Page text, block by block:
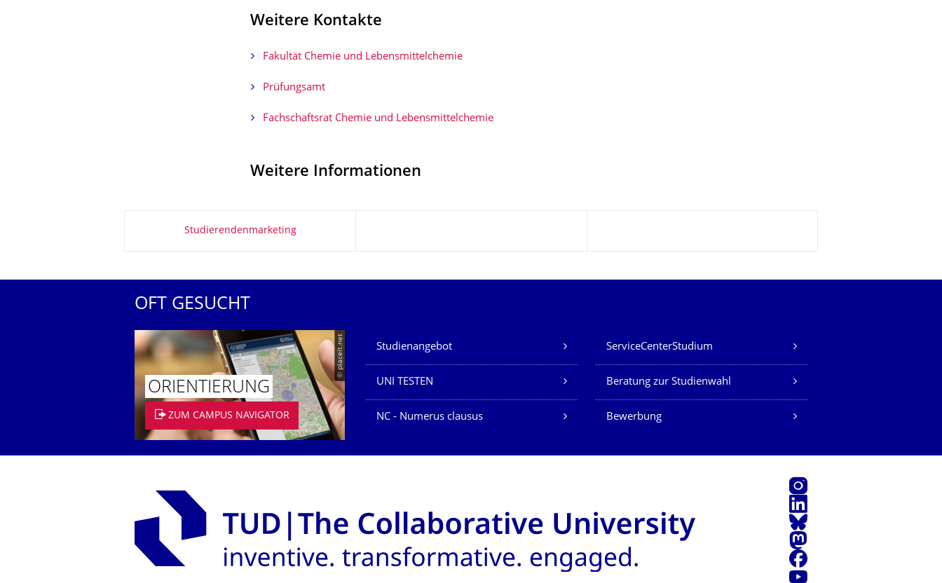
Weitere Kontakte
Fakultät Chemie und Lebensmittelchemie
Prüfungsamt
Fachschaftsrat Chemie und Lebensmittelchemie
Weitere Informationen
Studierendenmarketing
OFT GESUCHT
© placeit.net
ORIENTIERUNG
ZUM CAMPUS NAVIGATOR
Unsere Dienste
Studienangebot ServiceCenterStudium
UNI TESTEN Beratung zur Studienwahl
NC - Numerus clausus Bewerbung
Instagram
LinkedIn
Bluesky
Mastodon
Facebook
Youtube